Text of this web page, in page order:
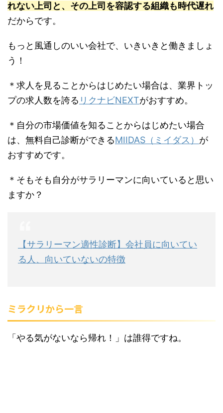
れない上司と、その上司を容認する組織も時代遅れ
だからです。
もっと風通しのいい会社で、いきいきと働きましょ
う！
＊求人を見ることからはじめたい場合は、業界トッ
プの求人数を誇る リクナビNEXTがおすすめ。
＊自分の市場価値を知ることからはじめたい場合
は、無料自己診断ができるMIIDAS（ミイダス） が
おすすめです。
＊そもそも自分がサラリーマンに向いていると思い
ますか？
【サラリーマン適性診断】会社員に向いてい
る人、向いていないの特徴
ミラクリから一言
「やる気がないなら帰れ！」は誰得ですね。